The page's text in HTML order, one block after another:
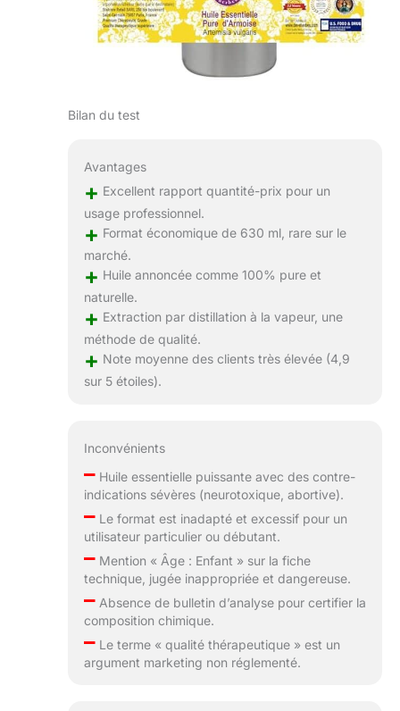
Bilan du test
Avantages
+ Excellent rapport quantité-prix pour un
usage professionnel.
+ Format économique de 630 ml, rare sur le
marché.
+ Huile annoncée comme 100% pure et
naturelle.
+ Extraction par distillation à la vapeur, une
méthode de qualité.
+ Note moyenne des clients très élevée (4,9
sur 5 étoiles).
Inconvénients
–Huile essentielle puissante avec des contre-
indications sévères (neurotoxique, abortive).
–Le format est inadapté et excessif pour un
utilisateur particulier ou débutant.
–Mention « Âge : Enfant » sur la fiche
technique, jugée inappropriée et dangereuse.
–Absence de bulletin d’analyse pour certifier la
composition chimique.
–Le terme « qualité thérapeutique » est un
argument marketing non réglementé.